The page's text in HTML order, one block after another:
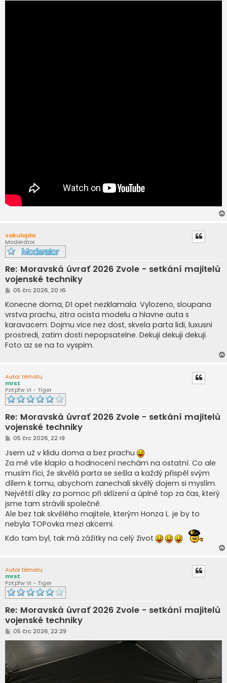
sakulajda
Moderátor
Re: Moravská úvrať 2026 Zvole - setkání majitelů
vojenské techniky
P
í
s
p
ě
v
e
k
05 črc 2026, 20:16
Konecne doma, D1 opet nezklamala. Vylozeno, sloupana
vrstva prachu, zitra ocista modelu a hlavne auta s
karavacem. Dojmu vice nez dost, skvela parta lidi, luxusni
prostredi, zatim dosti nepopsatelne. Dekuji dekuji dekuji.
Foto az se na to vyspim.
Autor tématu
mrst
PzKpfw VI - Tiger
Re: Moravská úvrať 2026 Zvole - setkání majitelů
vojenské techniky
P
í
s
p
ě
v
e
k
05 črc 2026, 22:19
Jsem už v klidu doma a bez prachu
.
Za mě vše klaplo a hodnocení nechám na ostatní. Co ale
musím říci, že skvělá parta se sešla a každý přispěl svým
dílem k tomu, abychom zanechali skvělý dojem si myslím.
Největší díky za pomoc při sklízení a úplně top za čas, který
jsme tam strávili společně.
Ale bez tak skvělého majitele, kterým Honza L. je by to
nebyla TOPovka mezi akcemi.
Kdo tam byl, tak má zážitky na celý život
Autor tématu
mrst
PzKpfw VI - Tiger
Re: Moravská úvrať 2026 Zvole - setkání majitelů
vojenské techniky
P
p
ě
v
e
05 črc 2026, 22:29